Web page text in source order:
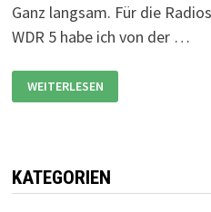
Ganz langsam. Für die
WDR 5 habe ich von der …
NACH
MALLORCA
WEITERLESEN
KATEGORIEN